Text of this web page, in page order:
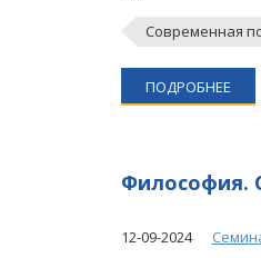
Современная
ПОДРОБНЕЕ
Философия.
12-09-2024